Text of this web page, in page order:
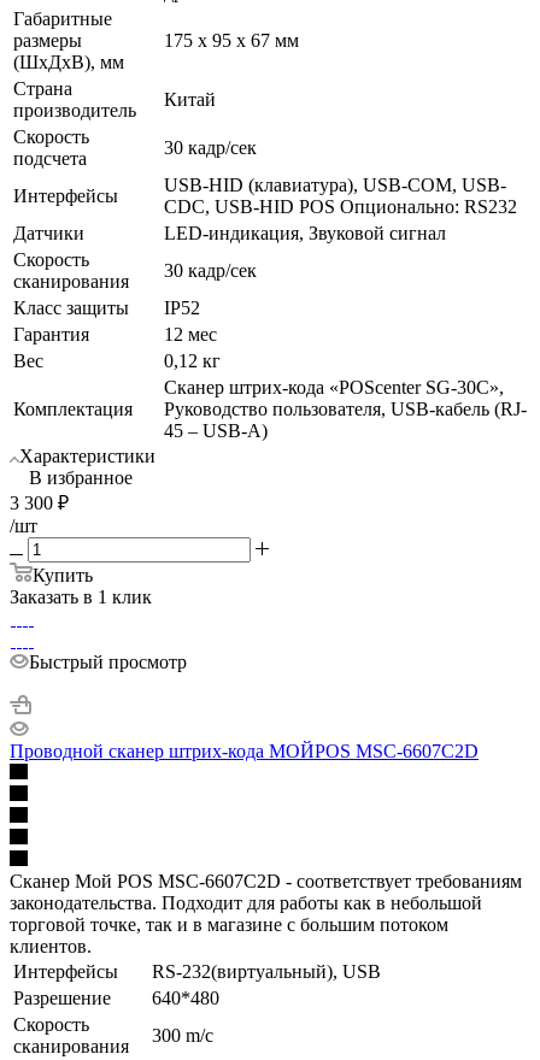
Габаритные
размеры
(ШхДхВ), мм
175 х 95 х 67 мм
Страна
производитель
Китай
Скорость
подсчета
30 кадр/сек
Интерфейсы
USB-HID (клавиатура), USB-COM, USB-
CDC, USB-HID POS Опционально: RS232
Датчики
LED-индикация, Звуковой сигнал
Скорость
сканирования
30 кадр/сек
Класс защиты
IP52
Гарантия
12 мес
Вес
0,12 кг
Комплектация
Сканер штрих-кода «POScenter SG-30C»,
Руководство пользователя, USB-кабель (RJ-
45 – USB-A)
Характеристики
В избранное
3 300 ₽
/шт
Купить
Заказать в 1 клик
Быстрый просмотр
Проводной сканер штрих-кода МОЙPOS MSC-6607C2D
Сканер Мой POS MSC-6607C2D - соответствует требованиям
законодательства. Подходит для работы как в небольшой
торговой точке, так и в магазине с большим потоком
клиентов.
Интерфейсы
RS-232(виртуальный), USB
Разрешение
640*480
Скорость
сканирования
300 m/с